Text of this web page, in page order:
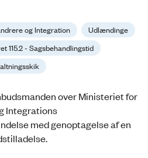
og Integration
Udlændinge
115.2 - Sagsbehandlingstid
over Ministeriet for
Integrations
med genoptagelse af en